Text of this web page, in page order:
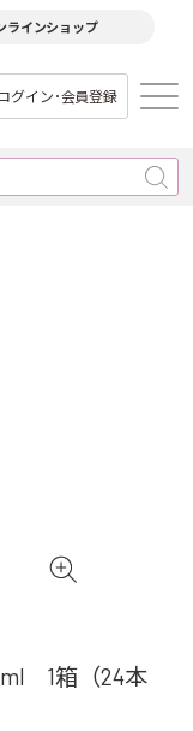
ラインショップ
グイン･会員登録
1箱（24本